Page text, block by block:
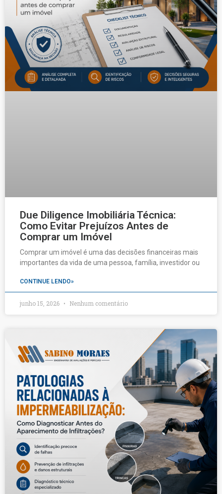
Due Diligence Imobiliária Técnica:
Como Evitar Prejuízos Antes de
Comprar um Imóvel
Comprar um imóvel é uma das decisões financeiras mais
importantes da vida de uma pessoa, família, investidor ou
CONTINUE LENDO»
junho 15, 2026 Nenhum comentário